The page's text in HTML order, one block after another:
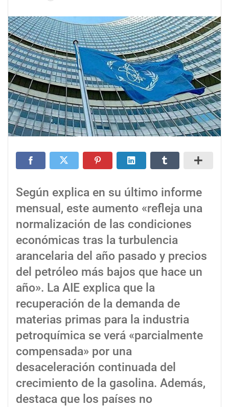
Según explica en su último informe
mensual, este aumento «refleja una
normalización de las condiciones
económicas tras la turbulencia
arancelaria del año pasado y precios
del petróleo más bajos que hace un
año». La AIE explica que la
recuperación de la demanda de
materias primas para la industria
petroquímica se verá «parcialmente
compensada» por una
desaceleración continuada del
crecimiento de la gasolina. Además,
destaca que los países no